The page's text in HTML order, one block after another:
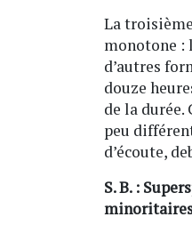
La
monotone :
d’autres
douze
de la durée.
peu
d’écoute,
S. B. :